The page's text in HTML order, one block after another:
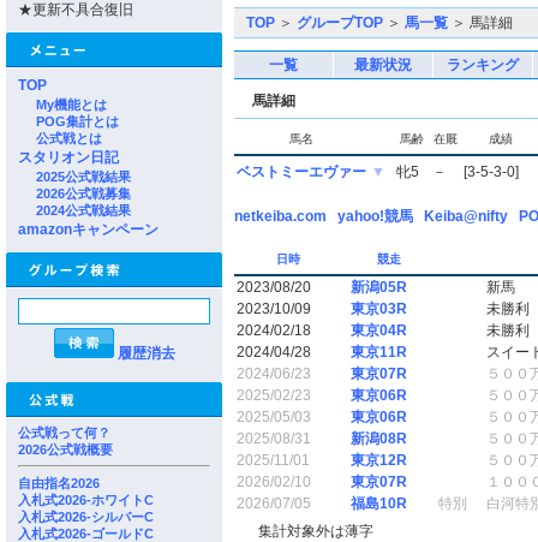
★更新不具合復旧
TOP
My機能とは
POG集計とは
公式戦とは
スタリオン日記
2025公式戦結果
2026公式戦募集
2024公式戦結果
amazonキャンペーン
履歴消去
公式戦って何？
2026公式戦概要
自由指名2026
入札式2026-ホワイトC
入札式2026-シルバーC
入札式2026-ゴールドC
TOP ＞ グループTOP ＞ 馬一覧 ＞ 馬詳細
一覧 最新状況 ランキング
馬詳細
馬名 馬齢 在厩 成績
ベストミーエヴァー ▼ 牝5 － [3-5-3-0]
netkeiba.com yahoo!競馬 Keiba@nifty
日時 競走
2023/08/20 新潟05R
新馬
2023/10/09
東京03R
未勝利
2024/02/18
東京04R
未勝利
2024/04/28
東京11R
スイー
2024/06/23
東京07R
５００
2025/02/23
東京06R
５００
2025/05/03
東京06R
５００
2025/08/31
新潟08R
５００
2025/11/01
東京12R
５００
2026/02/10
東京07R
１００
2026/07/05
福島10R 特別
白河特
集計対象外は薄字